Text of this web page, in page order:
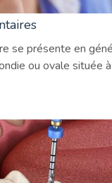
se présente en
ou ovale située